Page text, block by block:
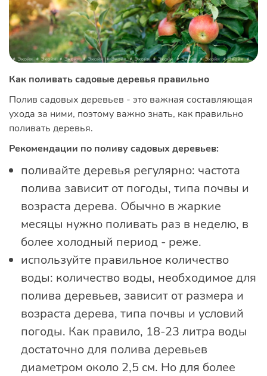
Как поливать садовые деревья правильно
Полив садовых деревьев - это важная составляющая
ухода за ними, поэтому важно знать, как правильно
поливать деревья.
Рекомендации по поливу садовых деревьев:
поливайте деревья регулярно: частота
полива зависит от погоды, типа почвы и
возраста дерева. Обычно в жаркие
месяцы нужно поливать раз в неделю, в
более холодный период - реже.
используйте правильное количество
воды: количество воды, необходимое для
полива деревьев, зависит от размера и
возраста дерева, типа почвы и условий
погоды. Как правило, 18-23 литра воды
достаточно для полива деревьев
диаметром около 2,5 см. Но для более